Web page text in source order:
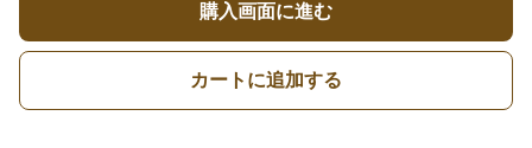
購入画面に進む
カートに追加する